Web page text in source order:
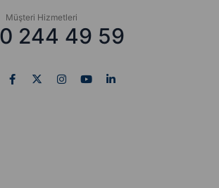
Müşteri Hizmetleri
244 49 59